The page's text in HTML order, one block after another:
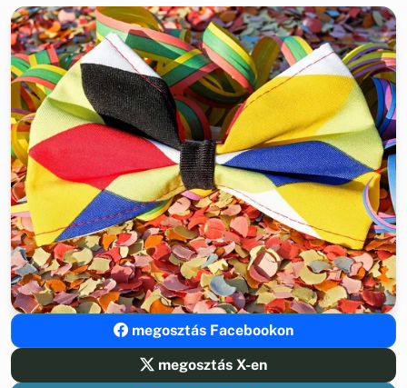
megosztás Facebookon
megosztás X-en